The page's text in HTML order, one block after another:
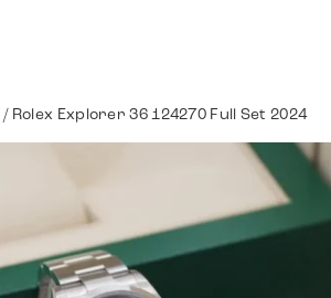
/ Rolex Explorer 36 124270 Full Set 2024